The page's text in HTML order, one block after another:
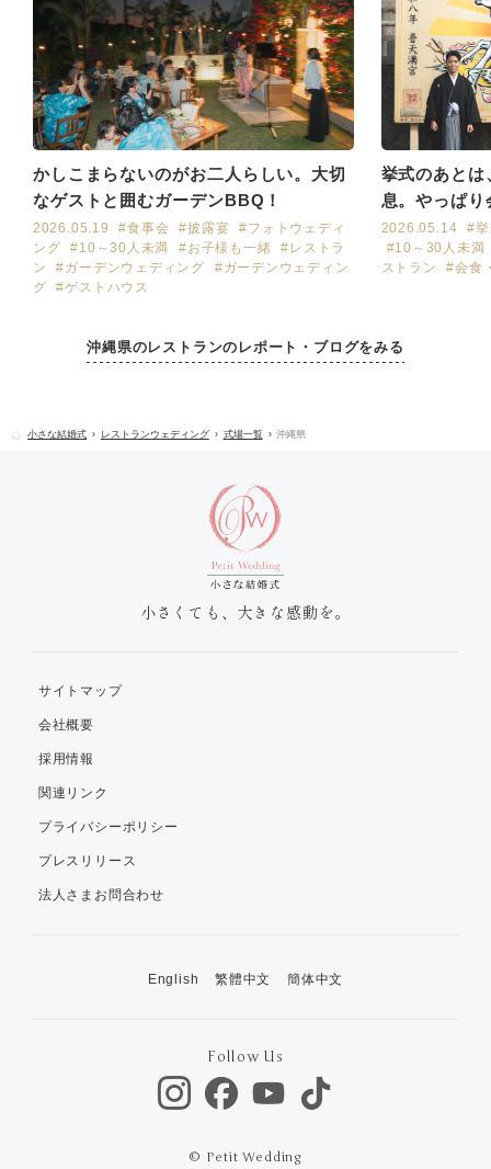
沖縄県のレストランのレポート・ブログをみる
かしこまらないのがお二人らしい。大切
なゲストと囲むガーデンBBQ！
2026.05.19 #食事会 #披露宴
#フォトウェディ
ング
#10～30人未満 #お子様も一緒
#レストラ
ン
#ガーデンウェディング
#ガーデンウェディン
グ
#ゲストハウス
挙式のあと
息。やっぱ
日
2026.05.14
#
#10～30人未満
ストラン
#会食
小さな結婚式 レストランウェディング 式場一覧 沖縄県
小さくても、大きな感動を。
サイトマップ
会社概要
採用情報
関連リンク
プライバシーポリシー
プレスリリース
法人さまお問合わせ
English 繁體中文 簡体中文
Follow Us
© Petit Wedding